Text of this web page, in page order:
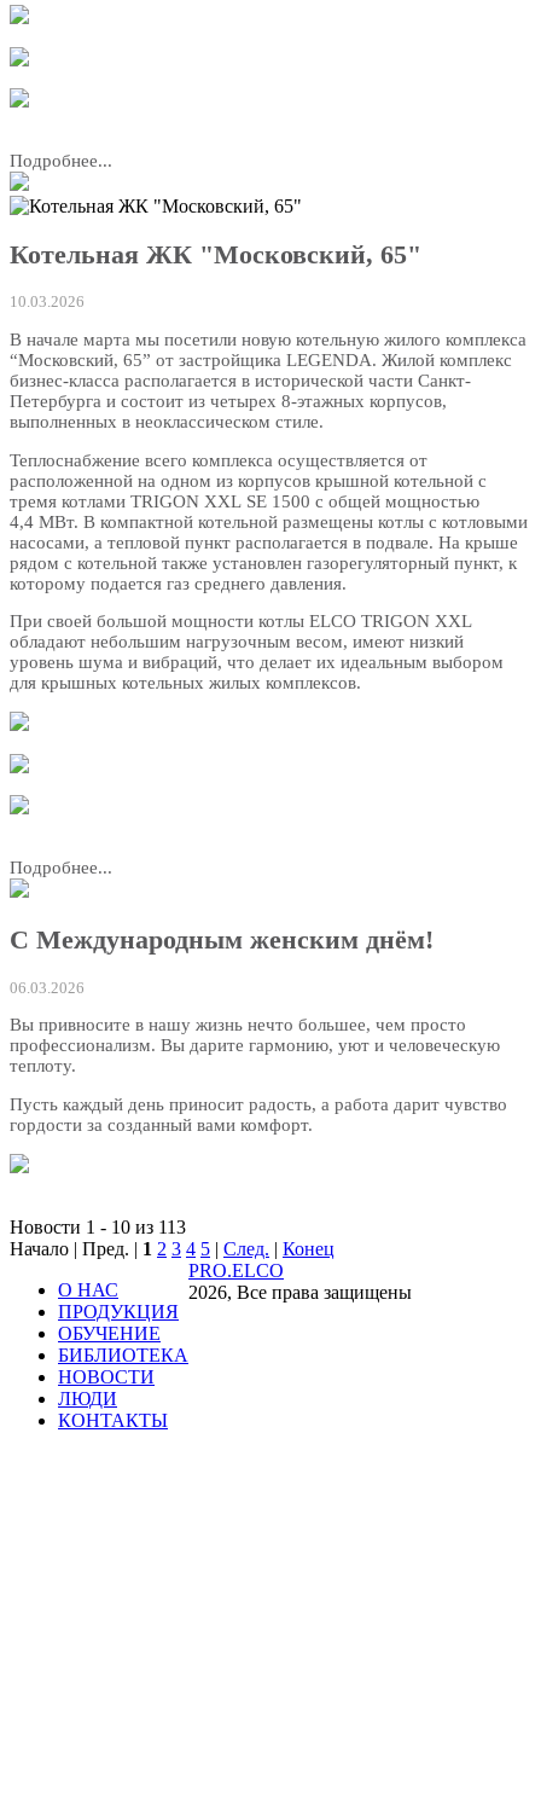
Подробнее...
Котельная ЖК "Московский, 65"
10.03.2026
В начале марта мы посетили новую котельную жилого комплекса
“Московский, 65” от застройщика LEGENDA. Жилой комплекс
бизнес-класса располагается в исторической части Санкт-
Петербурга и состоит из четырех 8-этажных корпусов,
выполненных в неоклассическом стиле.
Теплоснабжение всего комплекса осуществляется от
расположенной на одном из корпусов крышной котельной с
тремя котлами TRIGON XXL SE 1500 с общей мощностью
4,4 МВт. В компактной котельной размещены котлы с котловыми
насосами, а тепловой пункт располагается в подвале. На крыше
рядом с котельной также установлен газорегуляторный пункт, к
которому подается газ среднего давления.
При своей большой мощности котлы ELCO TRIGON XXL
обладают небольшим нагрузочным весом, имеют низкий
уровень шума и вибраций, что делает их идеальным выбором
для крышных котельных жилых комплексов.
Подробнее...
С Международным женским днём!
06.03.2026
Вы привносите в нашу жизнь нечто большее, чем просто
профессионализм. Вы дарите гармонию, уют и человеческую
теплоту.
Пусть каждый день приносит радость, а работа дарит чувство
гордости за созданный вами комфорт.
Новости 1 - 10 из 113
Начало | Пред. | 1 2 3 4 5 | След. | Конец
О НАС
ПРОДУКЦИЯ
ОБУЧЕНИЕ
БИБЛИОТЕКА
НОВОСТИ
ЛЮДИ
КОНТАКТЫ
PRO.ELCO
2026, Все права защищены